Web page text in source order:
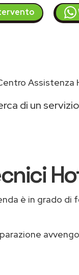
di un
è in grado di